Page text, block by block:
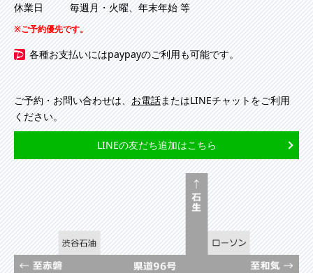
休業日
毎週月・火曜、年末年始 等
ご予約優先です。
各種お支払いにはpaypayのご利用も可能です。
ご予約・お問い合わせは、 お電話またはLINEチャットをご利用
ください。
LINEの友だち追加はこちら